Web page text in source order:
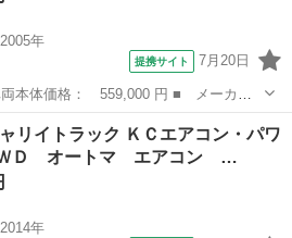
2005年
提携サイト 7月20日
リイトラック ■ グレード名： ダ
ワステ ■ 排気量： 660cc ■ ドア
リイトラック ＫＣエアコン・パワ
Ｄ オートマ エアコン …
2014年